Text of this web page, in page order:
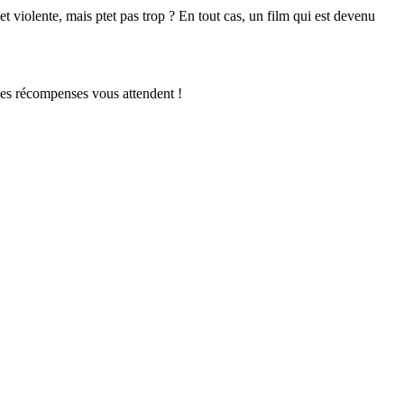
mais ptet pas trop ? En tout cas, un film qui est devenu
récompenses vous attendent !